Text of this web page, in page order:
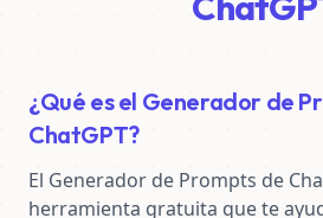
¿Qué es el Generador de
ChatGPT?
El Generador de Prompts de
herramienta gratuita que te